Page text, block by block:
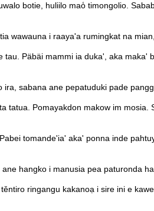
botie, huliilo mao̒ timongolio.
wawauna i raaya'a rumingkat na
Päbäi mammi ia duka', aka
sabana ane pepatuduki pade
Pomayakdon makow im
tomande'ia' aka' ponna inde
hangko i manusia pea paturonda
ringangu kakanoạ i sire ini e